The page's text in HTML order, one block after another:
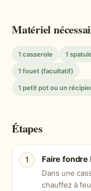
Matériel
1 casserole 1
1 fouet (facultatif)
1 petit pot ou un
Étapes
Faire fondre
Dans une
chauffez à